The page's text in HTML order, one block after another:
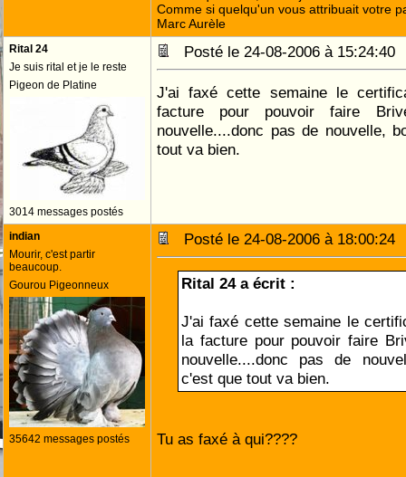
Comme si quelqu'un vous attribuait votre
Marc Aurèle
Rital 24
Je suis rital et je le reste
Pigeon de Platine
3014 messages postés
Posté le 24-08-2006 à
J'ai faxé cette semaine le
facture pour pouvoir faire
nouvelle....donc pas de nouvelle,
tout va bien.
indian
Mourir, c'est partir
beaucoup.
Gourou Pigeonneux
35642 messages postés
Posté le 24-08-2006 à
Rital 24 a écrit :
J'ai faxé cette semaine le
la facture pour pouvoir faire
nouvelle....donc pas de
c'est que tout va bien.
Tu as faxé à qui????